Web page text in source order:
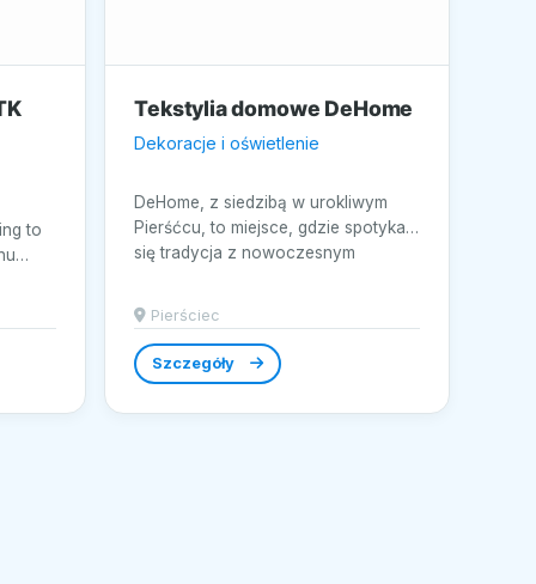
to
Tekstylia domowe DeHome
Dekoracje i oświetlenie
DeHome, z siedzibą w urokliwym
Pierśćcu, to miejsce, gdzie spotyka
się tradycja z nowoczesnym
Pierściec
Szczegóły